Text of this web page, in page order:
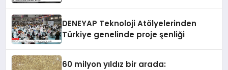
DENEYAP Teknoloji Atölyelerinden
Türkiye genelinde proje şenliği
60 milyon yıldız bir arada: